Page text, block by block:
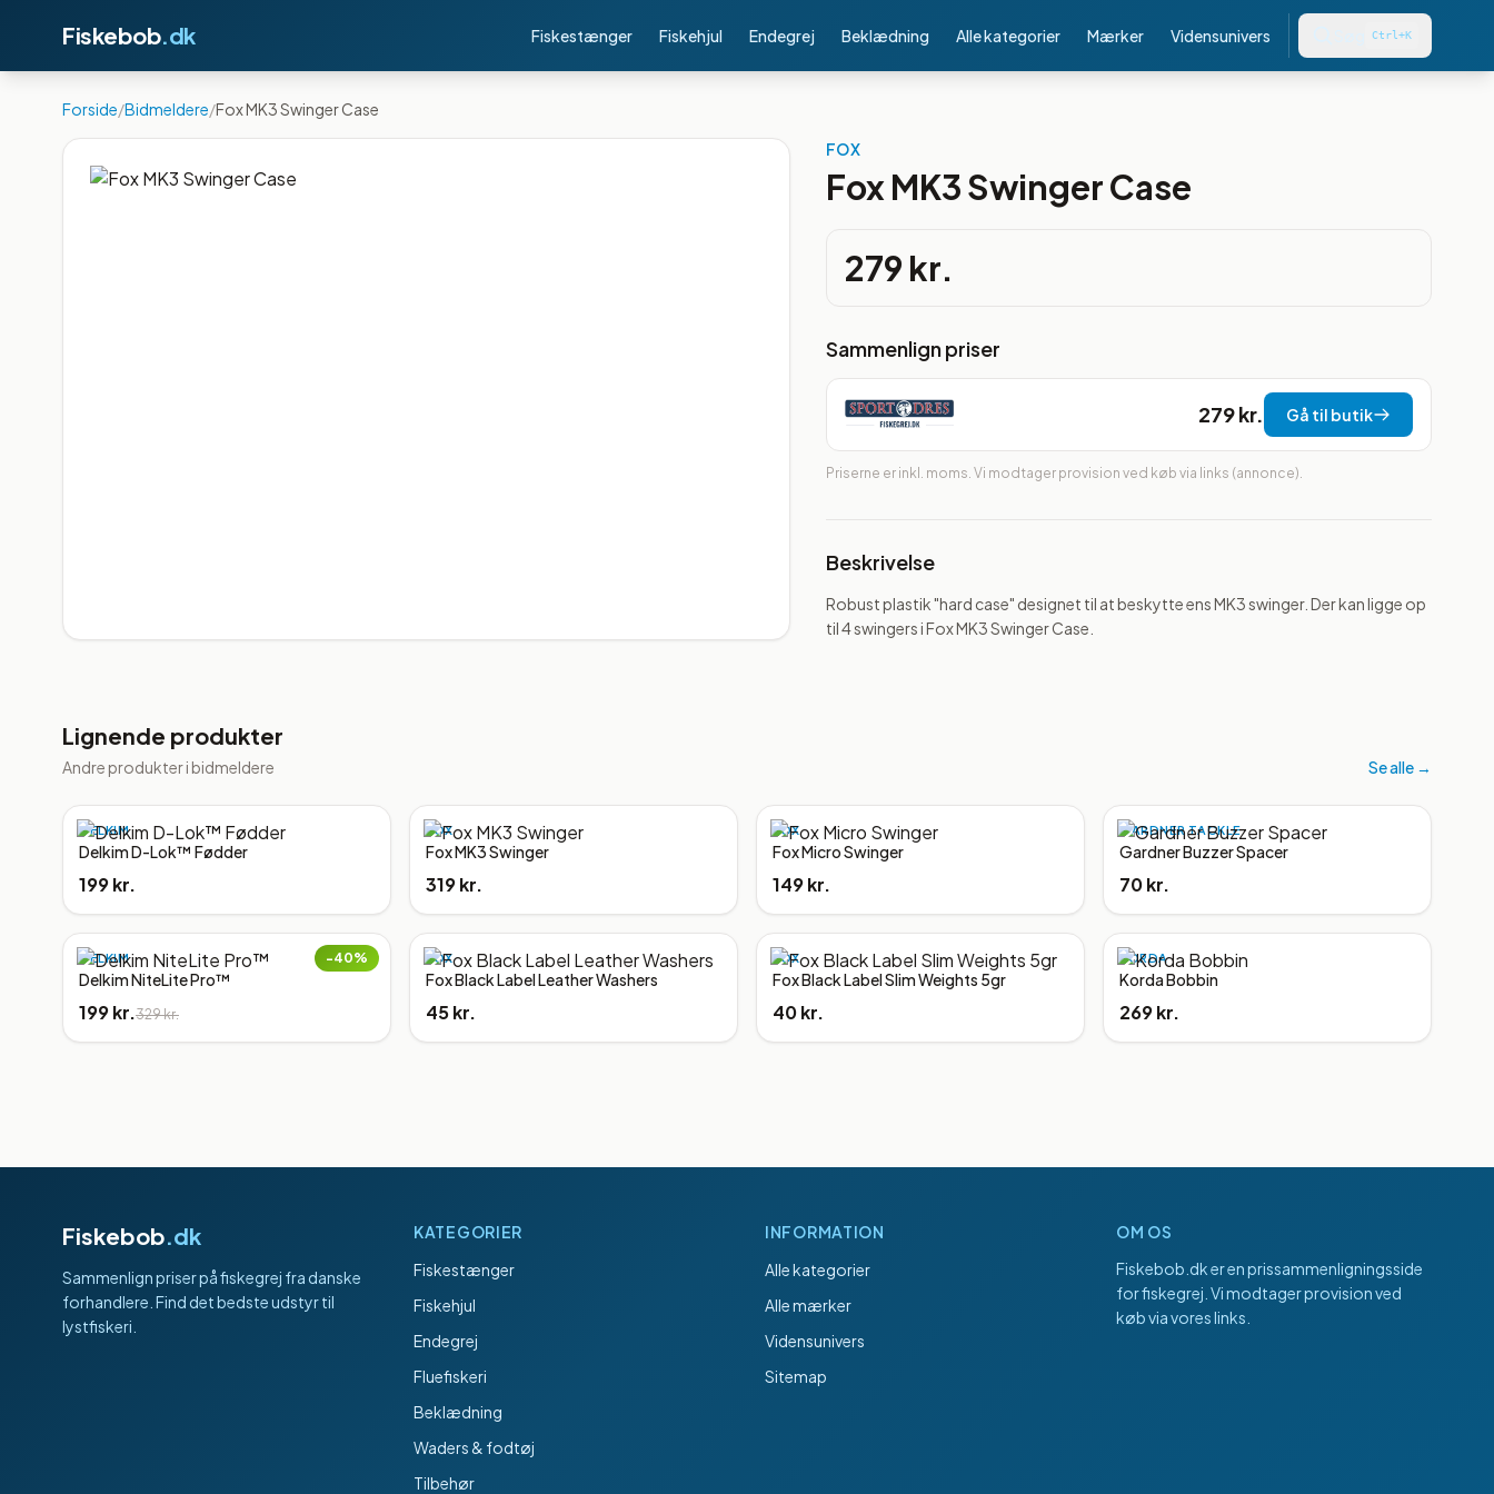
Fiskebob.dk Fiskestænger Fiskehjul Endegrej Beklædning Alle kategorier Mærker Vidensunivers Ctrl+K
Forside/Bidmeldere/Fox MK3 Swinger Case
FOX
Fox MK3 Swinger Case
279 kr.
Sammenlign priser
279 kr. Gå til butik
Priserne er inkl. moms. Vi modtager provision ved køb via links (annonce).
Beskrivelse
Robust plastik "hard case" designet til at beskytte ens MK3 swinger. Der kan ligge op
til 4 swingers i Fox MK3 Swinger Case.
Lignende produkter
Andre produkter i bidmeldere Se alle →
DELKIM
Delkim D-Lok™ Fødder
199 kr.
FOX
Fox MK3 Swinger
319 kr.
FOX
Fox Micro Swinger
149 kr.
GARDNER TACKLE
Gardner Buzzer Spacer
70 kr.
−40%
DELKIM
Delkim NiteLite Pro™
199 kr.329 kr.
FOX
Fox Black Label Leather Washers
45 kr.
FOX
Fox Black Label Slim Weights 5gr
40 kr.
KORDA
Korda Bobbin
269 kr.
Fiskebob.dk
Sammenlign priser på fiskegrej fra danske
forhandlere. Find det bedste udstyr til
lystfiskeri.
KATEGORIER
Fiskestænger
Fiskehjul
Endegrej
Fluefiskeri
Beklædning
Waders & fodtøj
Tilbehør
INFORMATION
Alle kategorier
Alle mærker
Vidensunivers
Sitemap
OM OS
Fiskebob.dker en prissammenligningsside
for fiskegrej. Vi modtager provision ved
køb via vores links.